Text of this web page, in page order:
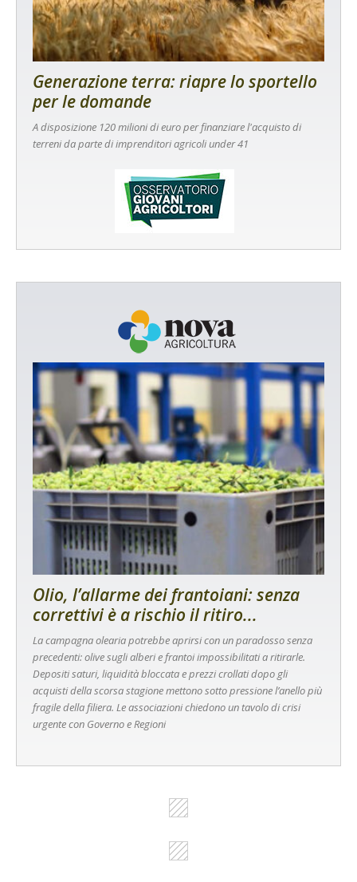
Generazione terra: riapre lo sportello
per le domande
A disposizione 120 milioni di euro per finanziare l'acquisto di
terreni da parte di imprenditori agricoli under 41
Olio, l’allarme dei frantoiani: senza
correttivi è a rischio il ritiro...
La campagna olearia potrebbe aprirsi con un paradosso senza
precedenti: olive sugli alberi e frantoi impossibilitati a ritirarle.
Depositi saturi, liquidità bloccata e prezzi crollati dopo gli
acquisti della scorsa stagione mettono sotto pressione l’anello più
fragile della filiera. Le associazioni chiedono un tavolo di crisi
urgente con Governo e Regioni